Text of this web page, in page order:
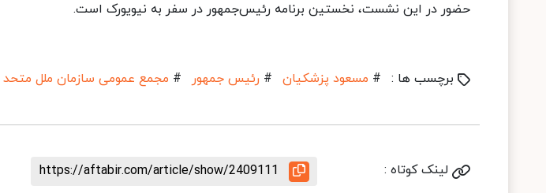
حضور در این نشست، نخستین برنامه رئیس‌جمهور در سفر به نیویورک است.
برچسب ها : # مسعود پزشکیان # رئیس جمهور # مجمع عمومی سازمان ملل متحد
لینک کوتاه : https://aftabir.com/article/show/2409111